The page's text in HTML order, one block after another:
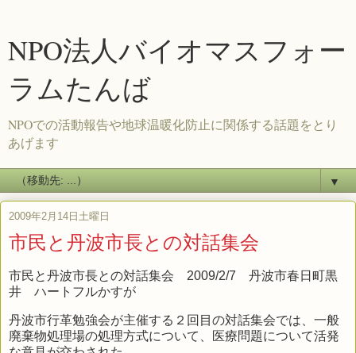
NPO法人バイオマスフォー
ラムたんば
NPOでの活動報告や地球温暖化防止に関係する話題をとり
あげます
▼
2009年2月14日土曜日
市民と丹波市長との対話集会
市民と丹波市長との対話集会 2009/2/7 丹波市春日町黒
井 ハートフルかすが
丹波市行革勉強会が主催する２回目の対話集会では、一般
廃棄物処理場の処理方式について、医療問題について活発